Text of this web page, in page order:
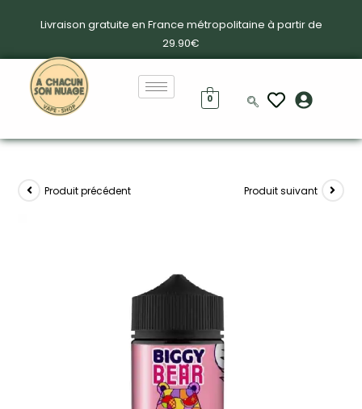
Livraison gratuite en France métropolitaine à partir de
29.90€
0
Produit précédent Produit suivant